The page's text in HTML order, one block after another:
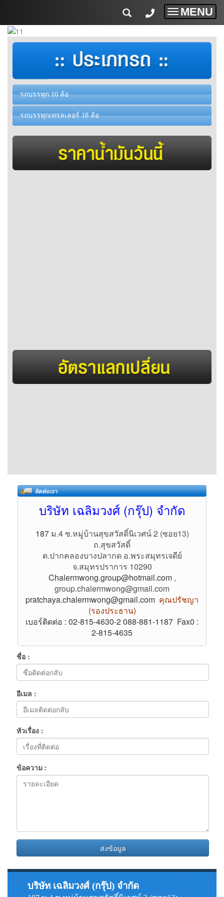
Toggle
MENU
รถบรรทุก 10 ล้อ
รถบรรทุกเทรลเลอร์ 18 ล้อ
บริษัท เฉลิมวงศ์ (กรุ๊ป) จำกัด
187 ม.4 ซ.หมู่บ้านสุขสวัสดิ์นิเวศน์ 2 (ซอย13)
ถ.สุขสวัสดิ์
ต.ปากคลองบางปลากด อ.พระสมุทรเจดีย์
จ.สมุทรปราการ 10290
Chalermwong.group@hotmail.com,
group.chalermwong@gmail.com
pratchaya.chalermwong@gmail.com คุณปรัชญา
(รองประธาน)
เบอร์ติดต่อ : 02-815-4630-2 088-881-1187 Fax0 :
2-815-4635
ชื่อ :
อีเมล :
หัวเรื่อง :
ข้อความ :
ส่งข้อมูล
บริษัท เฉลิมวงศ์ (กรุ๊ป) จำกัด